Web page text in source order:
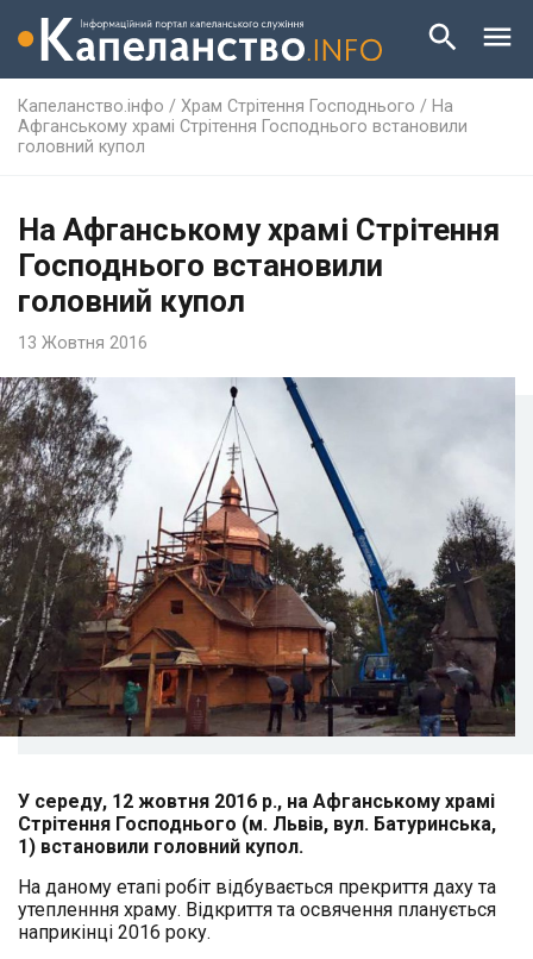
Капеланство.інфо / Храм Стрітення Господнього / На
Афганському храмі Стрітення Господнього встановили
головний купол
На Афганському храмі Стрітення
Господнього встановили
головний купол
13 Жовтня 2016
У середу, 12 жовтня 2016 р., на Афганському храмі
Стрітення Господнього (м. Львів, вул. Батуринська,
1) встановили головний купол.
На даному етапі робіт відбувається прекриття даху та
утепленння храму. Відкриття та освячення планується
наприкінці 2016 року.